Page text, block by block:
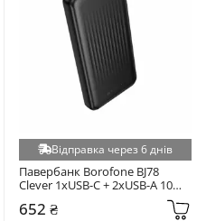
Відправка через 6 днів
Павербанк Borofone BJ78
Clever 1xUSB-C + 2xUSB-A 10W
652 ₴